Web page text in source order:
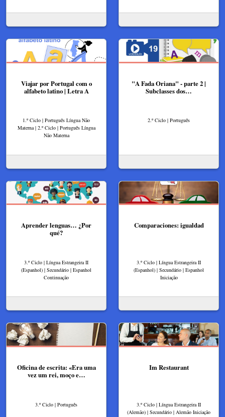
Viajar por Portugal com o
alfabeto latino | Letra A
1.º Ciclo | Português Língua Não
Materna | 2.º Ciclo | Português Língua
Não Materna
"A Fada Oriana" - parte 2 |
Subclasses dos…
2.º Ciclo | Português
Aprender lenguas… ¿Por
qué?
3.º Ciclo | Língua Estrangeira II
(Espanhol) | Secundário | Espanhol
Continuação
Comparaciones: igualdad
3.º Ciclo | Língua Estrangeira II
(Espanhol) | Secundário | Espanhol
Iniciação
Oficina de escrita: «Era uma
vez um rei, moço e…
3.º Ciclo | Português
Im Restaurant
3.º Ciclo | Língua Estrangeira II
(Alemão) | Secundário | Alemão Iniciação